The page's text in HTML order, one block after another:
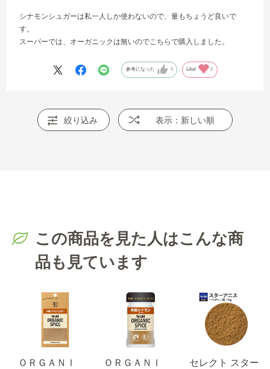
シナモンシュガーは私一人しか使わないので、量もちょうど良いで
す。
スーパーでは、オーガニックは無いのでこちらで購入しました。
参考になった 0 Like! 0
絞り込み 表示：新しい順
この商品を見た人はこんな商
品も見ています
ＯＲＧＡＮＩ
ＯＲＧＡＮＩ
セレクト スター